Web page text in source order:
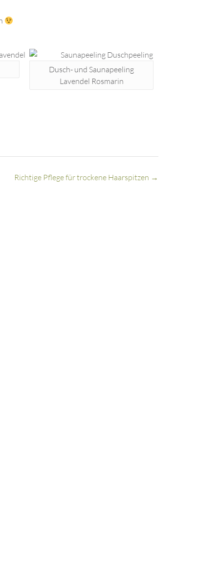
Dusch- und Saunapeeling
Lavendel Rosmarin
Richtige Pflege für trockene Haarspitzen →